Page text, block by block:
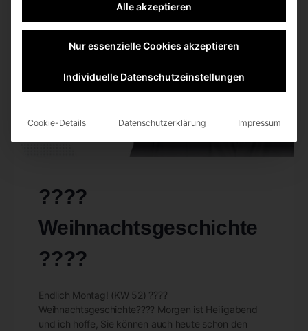
????
Weihnachtsgeschichte
????
Endlich Montag! (KW 52) ????
Weihnachtsgeschichte???? Morgen ist Heiligabend
und ich hoffe, Sie können auch heute schon den
Alle akzeptieren
Nur essenzielle Cookies akzeptieren
Individuelle Datenschutzeinstellungen
Cookie-Details Datenschutzerklärung Impressum